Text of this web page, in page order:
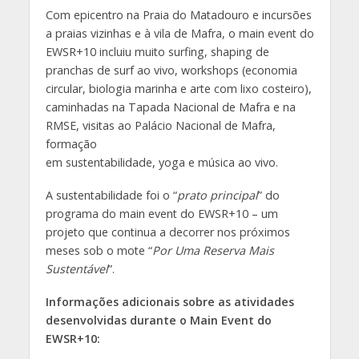
Com epicentro na Praia do Matadouro e incursões
a praias vizinhas e à vila de Mafra, o main event do
EWSR+10 incluiu muito surfing, shaping de
pranchas de surf ao vivo, workshops (economia
circular, biologia marinha e arte com lixo costeiro),
caminhadas na Tapada Nacional de Mafra e na
RMSE, visitas ao Palácio Nacional de Mafra,
formação
em sustentabilidade, yoga e música ao vivo.
A sustentabilidade foi o “prato principal” do
programa do main event do EWSR+10 – um
projeto que continua a decorrer nos próximos
meses sob o mote “Por Uma Reserva Mais
Sustentável”.
Informações adicionais sobre as atividades
desenvolvidas durante o Main Event do
EWSR+10: